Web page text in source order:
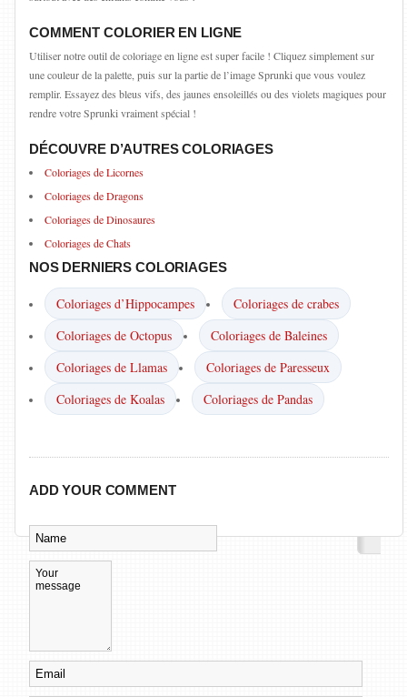
COMMENT COLORIER EN LIGNE
Utiliser notre outil de coloriage en ligne est super facile ! Cliquez simplement sur
une couleur de la palette, puis sur la partie de l’image Sprunki que vous voulez
remplir. Essayez des bleus vifs, des jaunes ensoleillés ou des violets magiques pour
rendre votre Sprunki vraiment spécial !
DÉCOUVRE D’AUTRES COLORIAGES
Coloriages de Licornes
Coloriages de Dragons
Coloriages de Dinosaures
Coloriages de Chats
NOS DERNIERS COLORIAGES
Coloriages d’Hippocampes
Coloriages de crabes
Coloriages de Octopus
Coloriages de Baleines
Coloriages de Llamas
Coloriages de Paresseux
Coloriages de Koalas
Coloriages de Pandas
ADD YOUR COMMENT